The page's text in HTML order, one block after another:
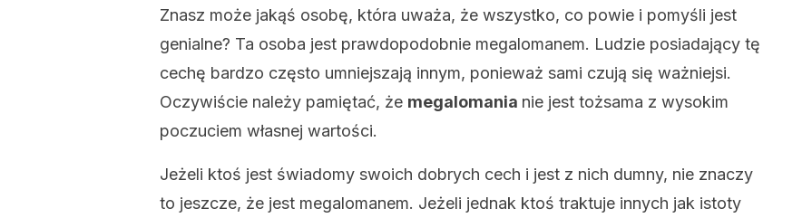
Znasz może jakąś osobę, która uważa, że wszystko, co powie i pomyśli jest
genialne? Ta osoba jest prawdopodobnie megalomanem. Ludzie posiadający tę
cechę bardzo często umniejszają innym, ponieważ sami czują się ważniejsi.
Oczywiście należy pamiętać, że megalomania nie jest tożsama z wysokim
poczuciem własnej wartości.
Jeżeli ktoś jest świadomy swoich dobrych cech i jest z nich dumny, nie znaczy
to jeszcze, że jest megalomanem. Jeżeli jednak ktoś traktuje innych jak istoty